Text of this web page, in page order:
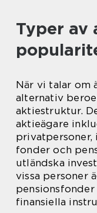
Typer av
När vi talar om
alternativ
aktiestruktur.
aktieägare
privatpersoner,
fonder och
utländska
vissa personer
finansiella